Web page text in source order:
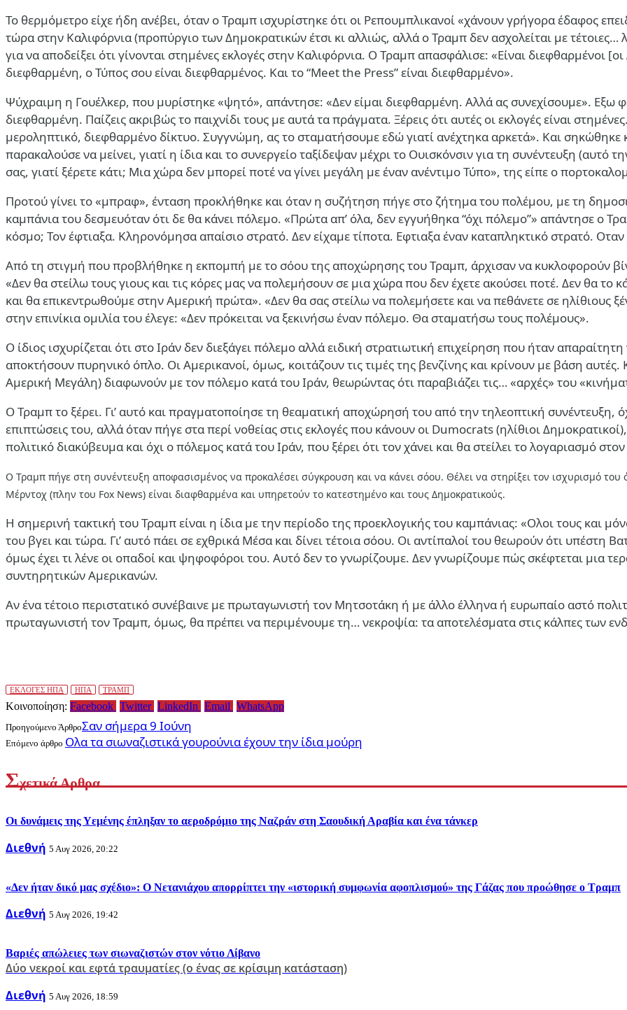
Το θερμόμετρο είχε ήδη ανέβει, όταν ο Τραμπ ισχυρίστηκε ότι οι Ρεπουμπλικανοί «χάνουν γρήγορα έδαφος
τώρα στην Καλιφόρνια (προπύργιο των Δημοκρατικών έτσι κι αλλιώς, αλλά ο Τραμπ δεν ασχολείται με τέτοιες…
για να αποδείξει ότι γίνονται στημένες εκλογές στην Καλιφόρνια. Ο Τραμπ απασφάλισε: «Είναι διεφθαρμένοι
διεφθαρμένη, ο Τύπος σου είναι διεφθαρμένος. Και το “Meet the Press” είναι διεφθαρμένο».
Ψύχραιμη η Γουέλκερ, που μυρίστηκε «ψητό», απάντησε: «Δεν είμαι διεφθαρμένη. Αλλά ας συνεχίσουμε». Εξω
διεφθαρμένη. Παίζεις ακριβώς το παιχνίδι τους με αυτά τα πράγματα. Ξέρεις ότι αυτές οι εκλογές είναι
μεροληπτικό, διεφθαρμένο δίκτυο. Συγγνώμη, ας το σταματήσουμε εδώ γιατί ανέχτηκα αρκετά». Και
παρακαλούσε να μείνει, γιατί η ίδια και το συνεργείο ταξίδεψαν μέχρι το Ουισκόνσιν για τη συνέντευξη
σας, γιατί ξέρετε κάτι; Μια χώρα δεν μπορεί ποτέ να γίνει μεγάλη με έναν ανέντιμο Τύπο», της είπε ο
Προτού γίνει το «μπραφ», ένταση προκλήθηκε και όταν η συζήτηση πήγε στο ζήτημα του πολέμου, με τη
καμπάνια του δεσμευόταν ότι δε θα κάνει πόλεμο. «Πρώτα απ’ όλα, δεν εγγυήθηκα “όχι πόλεμο”» απάντησε ο
κόσμο; Τον έφτιαξα. Κληρονόμησα απαίσιο στρατό. Δεν είχαμε τίποτα. Εφτιαξα έναν καταπληκτικό στρατό.
Από τη στιγμή που προβλήθηκε η εκπομπή με το σόου της αποχώρησης του Τραμπ, άρχισαν να κυκλοφορούν
«Δεν θα στείλω τους γιους και τις κόρες μας να πολεμήσουν σε μια χώρα που δεν έχετε ακούσει ποτέ. Δεν θα
και θα επικεντρωθούμε στην Αμερική πρώτα». «Δεν θα σας στείλω να πολεμήσετε και να πεθάνετε σε ηλίθιους
στην επινίκια ομιλία του έλεγε: «Δεν πρόκειται να ξεκινήσω έναν πόλεμο. Θα σταματήσω τους πολέμους».
Ο ίδιος ισχυρίζεται ότι στο Ιράν δεν διεξάγει πόλεμο αλλά ειδική στρατιωτική επιχείρηση που ήταν
αποκτήσουν πυρηνικό όπλο. Οι Αμερικανοί, όμως, κοιτάζουν τις τιμές της βενζίνης και κρίνουν με βάση
Αμερική Μεγάλη) διαφωνούν με τον πόλεμο κατά του Ιράν, θεωρώντας ότι παραβιάζει τις… «αρχές» του
Ο Τραμπ το ξέρει. Γι’ αυτό και πραγματοποίησε τη θεαματική αποχώρησή του από την τηλεοπτική συνέντευξη,
επιπτώσεις του, αλλά όταν πήγε στα περί νοθείας στις εκλογές που κάνουν οι Dumocrats (ηλίθιοι
πολιτικό διακύβευμα και όχι ο πόλεμος κατά του Ιράν, που ξέρει ότι τον χάνει και θα στείλει το λογαριασμό
Ο Τραμπ πήγε στη συνέντευξη αποφασισμένος να προκαλέσει σύγκρουση και να κάνει σόου. Θέλει να στηρίξει τον ισχυρισμό
Μέρντοχ (πλην του Fox News) είναι διαφθαρμένα και υπηρετούν το κατεστημένο και τους Δημοκρατικούς.
Η σημερινή τακτική του Τραμπ είναι η ίδια με την περίοδο της προεκλογικής του καμπάνιας: «Ολοι τους και
του βγει και τώρα. Γι’ αυτό πάει σε εχθρικά Μέσα και δίνει τέτοια σόου. Οι αντίπαλοί του θεωρούν ότι υπέστη
όμως έχει τι λένε οι οπαδοί και ψηφοφόροι του. Αυτό δεν το γνωρίζουμε. Δεν γνωρίζουμε πώς σκέφτεται μια
συντηρητικών Αμερικανών.
Aν ένα τέτοιο περιστατικό συνέβαινε με πρωταγωνιστή τον Μητσοτάκη ή με άλλο έλληνα ή ευρωπαίο αστό
πρωταγωνιστή τον Τραμπ, όμως, θα πρέπει να περιμένουμε τη… νεκροψία: τα αποτελέσματα στις κάλπες των
ΕΚΛΟΓΕΣ ΗΠΑ ΗΠΑ ΤΡΑΜΠ
Κοινοποίηση: Facebook Twitter LinkedIn Email WhatsApp
Προηγούμενο ΆρθροΣαν σήμερα 9 Ιούνη
Επόμενο άρθρο Oλα τα σιωναζιστικά γουρούνια έχουν την ίδια μούρη
Σχετικά Αρθρα
Οι δυνάμεις της Υεμένης έπληξαν το αεροδρόμιο της Ναζράν στη Σαουδική Αραβία και ένα τάνκερ
Διεθνή 5 Αυγ 2026, 20:22
«Δεν ήταν δικό μας σχέδιο»: Ο Νετανιάχου απορρίπτει την «ιστορική συμφωνία αφοπλισμού» της Γάζας που προώθησε ο Τραμπ
Διεθνή 5 Αυγ 2026, 19:42
Βαριές απώλειες των σιωναζιστών στον νότιο Λίβανο
Δύο νεκροί και εφτά τραυματίες (ο ένας σε κρίσιμη κατάσταση)
Διεθνή 5 Αυγ 2026, 18:59